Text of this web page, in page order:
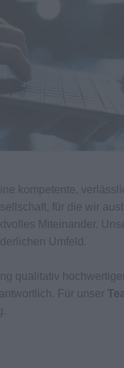
kompetente,
für die wir
Miteinander.
Umfeld.
qualitativ
Für unser